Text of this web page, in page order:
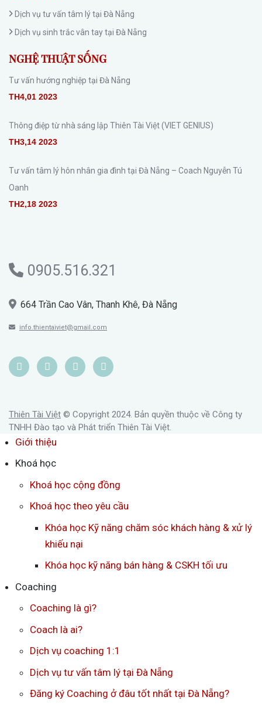
Dịch vụ tư vấn tâm lý tại Đà Nẵng
Dịch vụ sinh trắc vân tay tại Đà Nẵng
NGHỆ THUẬT SỐNG
Tư vấn hướng nghiệp tại Đà Nẵng
TH4,01 2023
Thông điệp từ nhà sáng lập Thiên Tài Việt (VIET GENIUS)
TH3,14 2023
Tư vấn tâm lý hôn nhân gia đình tại Đà Nẵng – Coach Nguyễn Tú
Oanh
TH2,18 2023
0905.516.321
664 Trần Cao Vân, Thanh Khê, Đà Nẵng
info.thientaiviet@gmail.com
Thiên Tài Việt © Copyright 2024. Bản quyền thuộc về Công ty
TNHH Đào tạo và Phát triển Thiên Tài Việt.
Giới thiệu
Khoá học
Khoá học cộng đồng
Khoá học theo yêu cầu
Khóa học Kỹ năng chăm sóc khách hàng & xử lý
khiếu nại
Khóa học kỹ năng bán hàng & CSKH tối ưu
Coaching
Coaching là gì?
Coach là ai?
Dịch vụ coaching 1:1
Dịch vụ tư vấn tâm lý tại Đà Nẵng
Đăng ký Coaching ở đâu tốt nhất tại Đà Nẵng?